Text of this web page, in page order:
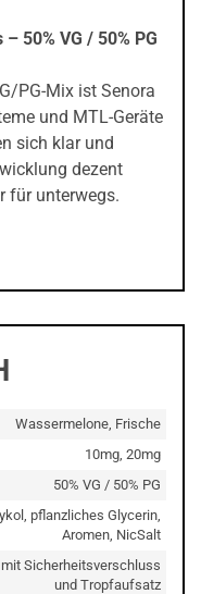
50% VG / 50% PG
PG-Mix ist Senora
und MTL-Geräte
sich klar und
dezent
für unterwegs.
Wassermelone, Frische
10mg, 20mg
50% VG / 50% PG
pflanzliches Glycerin,
Aromen, NicSalt
Sicherheitsverschluss
und Tropfaufsatz